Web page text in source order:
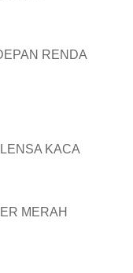
RENDA
KACA
MERAH